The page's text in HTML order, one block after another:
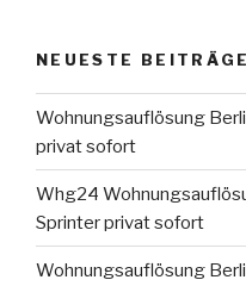
NEUESTE BEITRÄGE
Wohnungsauflösung
privat sofort
Whg24
Sprinter privat sofort
Wohnungsauflösung